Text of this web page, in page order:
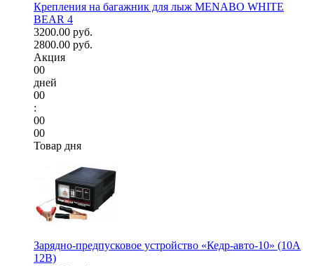
Крепления на багажник для лыж MENABO WHITE
BEAR 4
3200.00 руб.
2800.00 руб.
Акция
00
дней
00
:
00
00
Товар дня
Зарядно-предпусковое устройство «Кедр-авто-10» (10A
12В)